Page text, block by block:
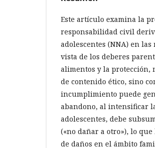
Este artículo examina la
responsabilidad civil
adolescentes (NNA) en
vista de los deberes
alimentos y la protección,
de contenido ético, sino
incumplimiento puede
abandono, al intensificar
adolescentes, debe
(«no dañar a otro»), lo
de daños en el ámbito